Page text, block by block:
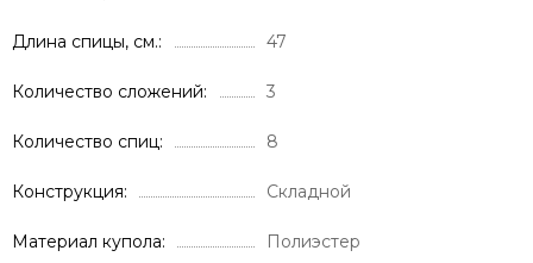
Длина спицы, см. 47
Количество сложений 3
Количество спиц 8
Конструкция Складной
Материал купола Полиэстер